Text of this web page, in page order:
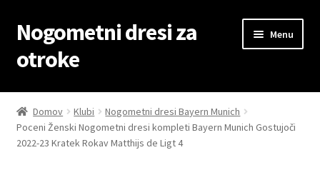
Skip
to
navigation
Skip
to
content
Nogometni dresi za
otroke
Menu
Domov
Blog
Domov Klubi
Nogometni dresi Bayern Munich
Poceni Ženski Nogometni dresi kompleti Bayern Munich Gostujoči
2022-23 Kratek Rokav Matthijs de Ligt 4